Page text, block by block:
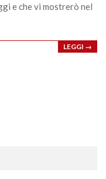
e che vi mostrerò nel
LEGGI →